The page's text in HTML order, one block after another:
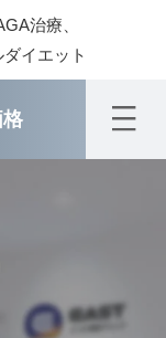
治療、
ダイエット